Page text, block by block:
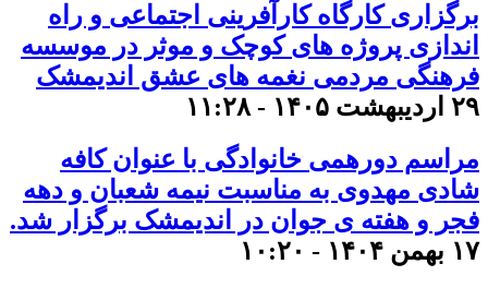
برگزاری کارگاه کارآفرینی اجتماعی و راه
اندازی پروژه های کوچک و موثر در موسسه
فرهنگی مردمی نغمه های عشق اندیمشک
۲۹ اردیبهشت ۱۴۰۵ - ۱۱:۲۸
مراسم دورهمی خانوادگی با عنوان کافه
شادی مهدوی به مناسبت نیمه شعبان و دهه
فجر و هفته ی جوان در اندیمشک برگزار شد.
۱۷ بهمن ۱۴۰۴ - ۱۰:۲۰